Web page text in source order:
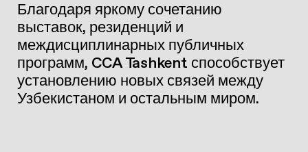
Благодаря яркому сочетанию
выставок, резиденций и
междисциплинарных публичных
программ, CCA Tashkent способствует
установлению новых связей между
Узбекистаном и остальным миром.